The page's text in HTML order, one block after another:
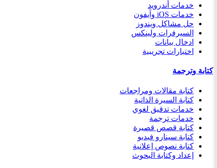
خدمات أندرويد
خدمات iOS وآيفون
حل مشاكل ويندوز
السيرفرات ولينكس
ادخال بيانات
اختبارات تجريبية
كتابة وترجمة
كتابة مقالات ومراجعات
كتابة السيرة الذاتية
خدمات تدقيق لغوي
خدمات ترجمة
كتابة قصص قصيرة
كتابة سينارو فيديو
كتابة نصوص إعلانية
إعداد وكتابة البحوث